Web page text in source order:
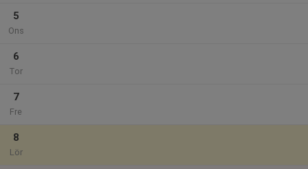
5
Ons
6
Tor
7
Fre
8
Lör